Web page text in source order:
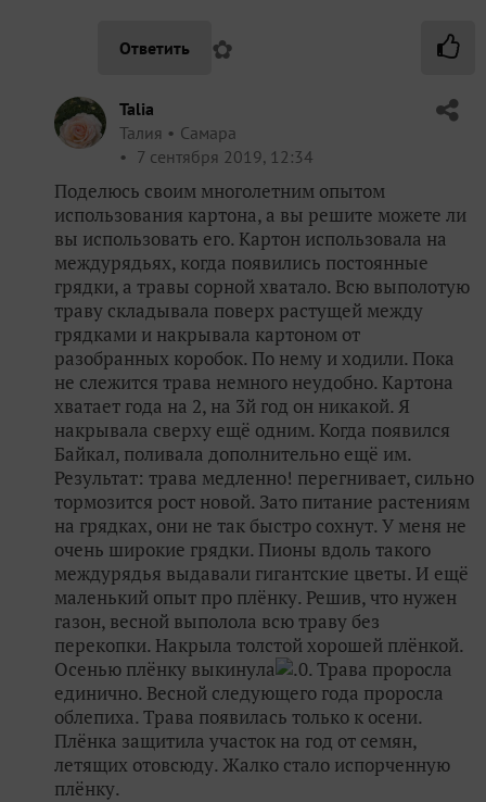
Ответить ✿
Talia
Талия
Самара
7 сентября 2019, 12:34
Поделюсь своим многолетним опытом
использования картона, а вы решите можете ли
вы использовать его. Картон использовала на
междурядьях, когда появились постоянные
грядки, а травы сорной хватало. Всю выполотую
траву складывала поверх растущей между
грядками и накрывала картоном от
разобранных коробок. По нему и ходили. Пока
не слежится трава немного неудобно. Картона
хватает года на 2, на 3й год он никакой. Я
накрывала сверху ещё одним. Когда появился
Байкал, поливала дополнительно ещё им.
Результат: трава медленно! перегнивает, сильно
тормозится рост новой. Зато питание растениям
на грядках, они не так быстро сохнут. У меня не
очень широкие грядки. Пионы вдоль такого
междурядья выдавали гигантские цветы. И ещё
маленький опыт про плёнку. Решив, что нужен
газон, весной выполола всю траву без
перекопки. Накрыла толстой хорошей плёнкой.
Осенью плёнку выкинула
.0. Трава проросла
единично. Весной следующего года проросла
облепиха. Трава появилась только к осени.
Плёнка защитила участок на год от семян,
летящих отовсюду. Жалко стало испорченную
плёнку.